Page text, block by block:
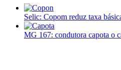
Selic: Copom reduz taxa
MG 167: condutora capota o